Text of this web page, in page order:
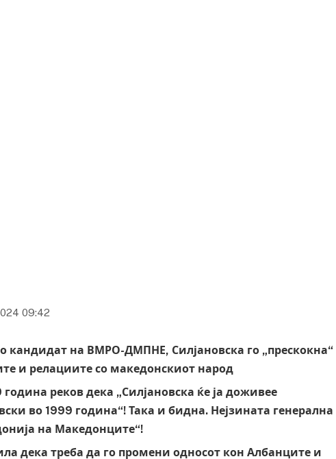
09:42
кандидат на ВМРО-ДМПНЕ, Силјановска го „прескокна“
и релациите со македонскиот народ
реков дека „Силјановска ќе ја доживее
во 1999 година“! Така и бидна. Нејзината генерална
на Македонците“!
дека треба да го промени односот кон Албанците и